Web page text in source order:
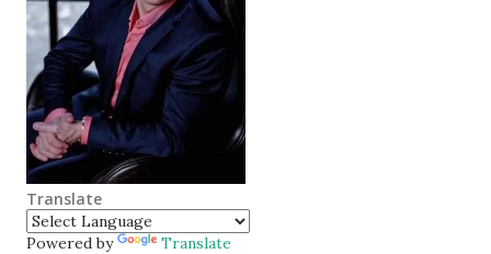
Translate
Powered by Translate